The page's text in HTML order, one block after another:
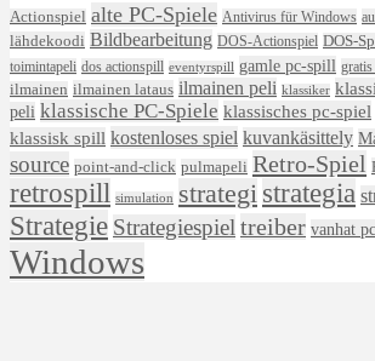
Actionspiel alte PC-Spiele Antivirus für Windows
lähdekoodi Bildbearbeitung DOS-Actionspiel DOS-
toimintapeli dos actionspill eventyrspill gamle pc-spill
ilmainen ilmainen lataus ilmainen peli klassiker
peli klassische PC-Spiele klassisches pc-spiel
klassisk spill kostenloses spiel kuvankäsittely
source point-and-click pulmapeli Retro-Spiel
retrospill simulation strategi strategia
Strategie Strategiespiel treiber vanhat
Windows